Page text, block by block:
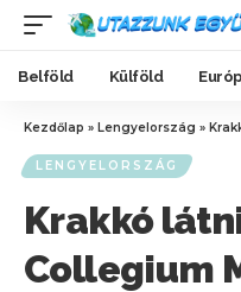
Belföld Külföld
Kezdőlap » Lengyelország »
LENGYELORSZÁG
Krakkó
Collegium